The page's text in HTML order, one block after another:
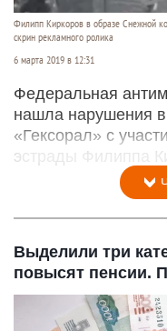
Филипп Киркоров в образе Снежной
скрин рекламного ролика
6 марта 2019 в 12:31
Федеральная
нашла нарушения
«Гексорал» с
эстрады Филиппа
Выделили три
повысят пенсии.